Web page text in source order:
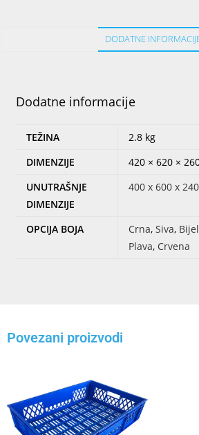
DODATNE
Dodatne informacije
TEŽINA
2.8 kg
DIMENZIJE
420 × 620 ×
UNUTRAŠNJE
DIMENZIJE
400 x 600 x
OPCIJA BOJA Crna, Siva,
Plava, Crvena
Povezani proizvodi